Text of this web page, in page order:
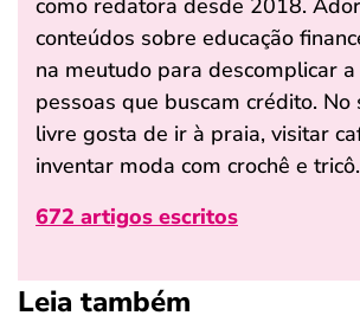
como redatora desde 2018.
conteúdos sobre educação
na meutudo para descomplicar
pessoas que buscam crédito. No
livre gosta de ir à praia, visitar
inventar moda com crochê e tricô.
672 artigos escritos
Leia também